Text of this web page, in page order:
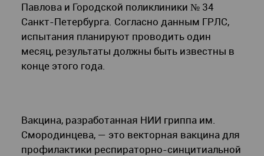
Павлова и Городской поликлиники № 34
Санкт-Петербурга. Согласно данным ГРЛС,
испытания планируют проводить один
месяц, результаты должны быть известны в
конце этого года.
Вакцина, разработанная НИИ гриппа им.
Смородинцева, — это векторная вакцина для
профилактики респираторно-синцитиальной